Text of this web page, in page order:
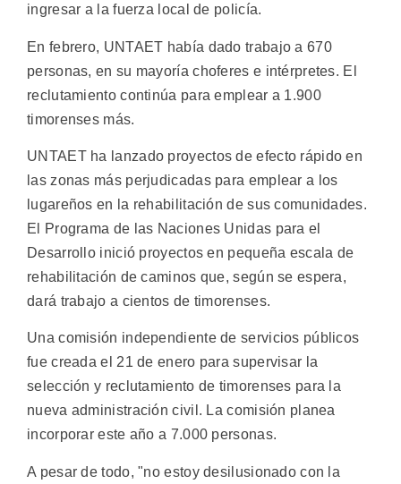
ingresar a la fuerza local de policía.
En febrero, UNTAET había dado trabajo a 670
personas, en su mayoría choferes e intérpretes. El
reclutamiento continúa para emplear a 1.900
timorenses más.
UNTAET ha lanzado proyectos de efecto rápido en
las zonas más perjudicadas para emplear a los
lugareños en la rehabilitación de sus comunidades.
El Programa de las Naciones Unidas para el
Desarrollo inició proyectos en pequeña escala de
rehabilitación de caminos que, según se espera,
dará trabajo a cientos de timorenses.
Una comisión independiente de servicios públicos
fue creada el 21 de enero para supervisar la
selección y reclutamiento de timorenses para la
nueva administración civil. La comisión planea
incorporar este año a 7.000 personas.
A pesar de todo, "no estoy desilusionado con la